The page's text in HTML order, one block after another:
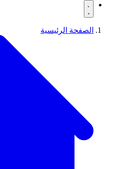
الصفحة الرئيسية